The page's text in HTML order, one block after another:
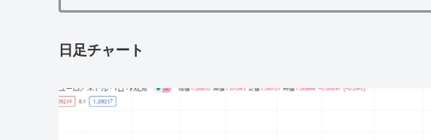
日足チャート